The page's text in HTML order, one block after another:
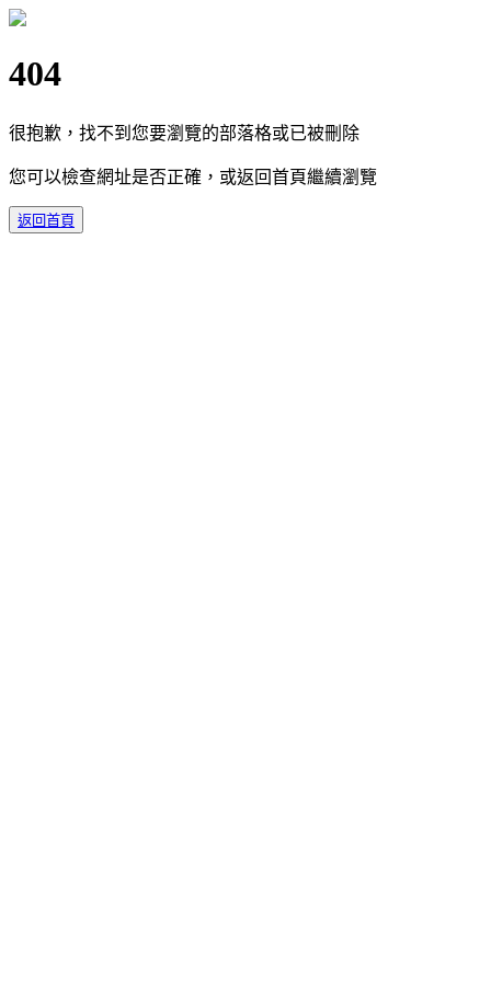
404
很抱歉，找不到您要瀏覽的部落格或已被刪除
您可以檢查網址是否正確，或返回首頁繼續瀏覽
返回首頁